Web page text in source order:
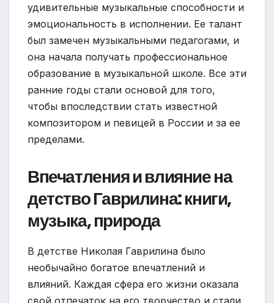
удивительные музыкальные способности и
эмоциональность в исполнении. Ее талант
был замечен музыкальными педагогами, и
она начала получать профессиональное
образование в музыкальной школе. Все эти
ранние годы стали основой для того,
чтобы впоследствии стать известной
композитором и певицей в России и за ее
пределами.
Впечатления и влияние на
детство Гаврилина: книги,
музыка, природа
В детстве Николая Гаврилина было
необычайно богатое впечатлений и
влияний. Каждая сфера его жизни оказала
свой отпечаток на его творчество и стали